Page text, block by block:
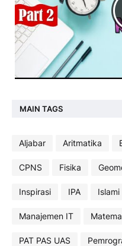
MAIN TAGS
Aljabar Aritmatika
CPNS Fisika
Inspirasi IPA Islami
Manajemen IT
PAT PAS UAS